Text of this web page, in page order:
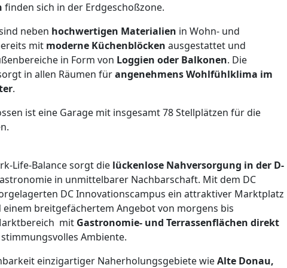
finden sich in der Erdgeschoßzone.
neben hochwertigen Materialien in Wohn- und
mit moderne Küchenblöcken ausgestattet und
in Form von Loggien oder Balkonen. Die
in allen Räumen fürangenehmens Wohlfühlklima im
.
ist eine Garage mit insgesamt 78 Stellplätzen für die
Life-Balance sorgt die lückenlose Nahversorgung in der D-
in unmittelbarer Nachbarschaft. Mit dem DC
DC Innovationscampus ein attraktiver Marktplatz
breitgefächertem Angebot von morgens bis
mit Gastronomie- und Terrassenflächen direkt
Ambiente.
einzigartiger Naherholungsgebiete wieAlte Donau,